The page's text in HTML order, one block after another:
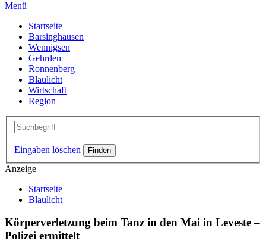
Menü
Startseite
Barsinghausen
Wennigsen
Gehrden
Ronnenberg
Blaulicht
Wirtschaft
Region
Eingaben löschen
Anzeige
Startseite
Blaulicht
Körperverletzung beim Tanz in den Mai in Leveste –
Polizei ermittelt